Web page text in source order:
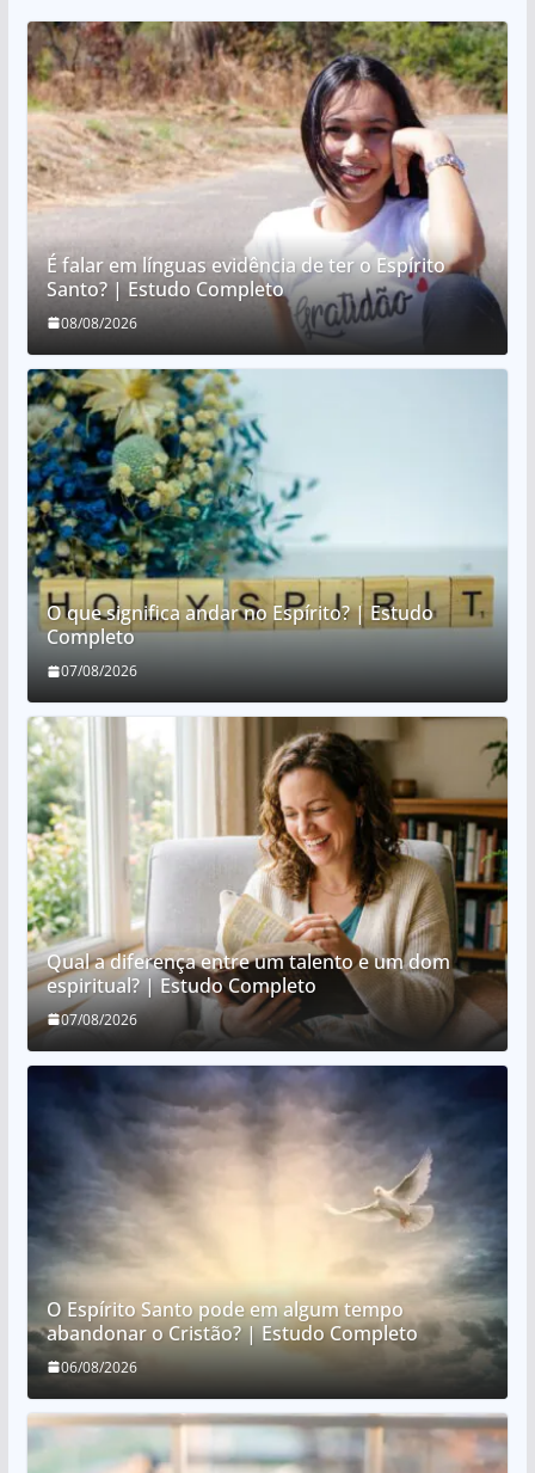
É falar em línguas evidência de ter o Espírito
Santo? | Estudo Completo
08/08/2026
O que significa andar no Espírito? | Estudo
Completo
07/08/2026
Qual a diferença entre um talento e um dom
espiritual? | Estudo Completo
07/08/2026
O Espírito Santo pode em algum tempo
abandonar o Cristão? | Estudo Completo
06/08/2026